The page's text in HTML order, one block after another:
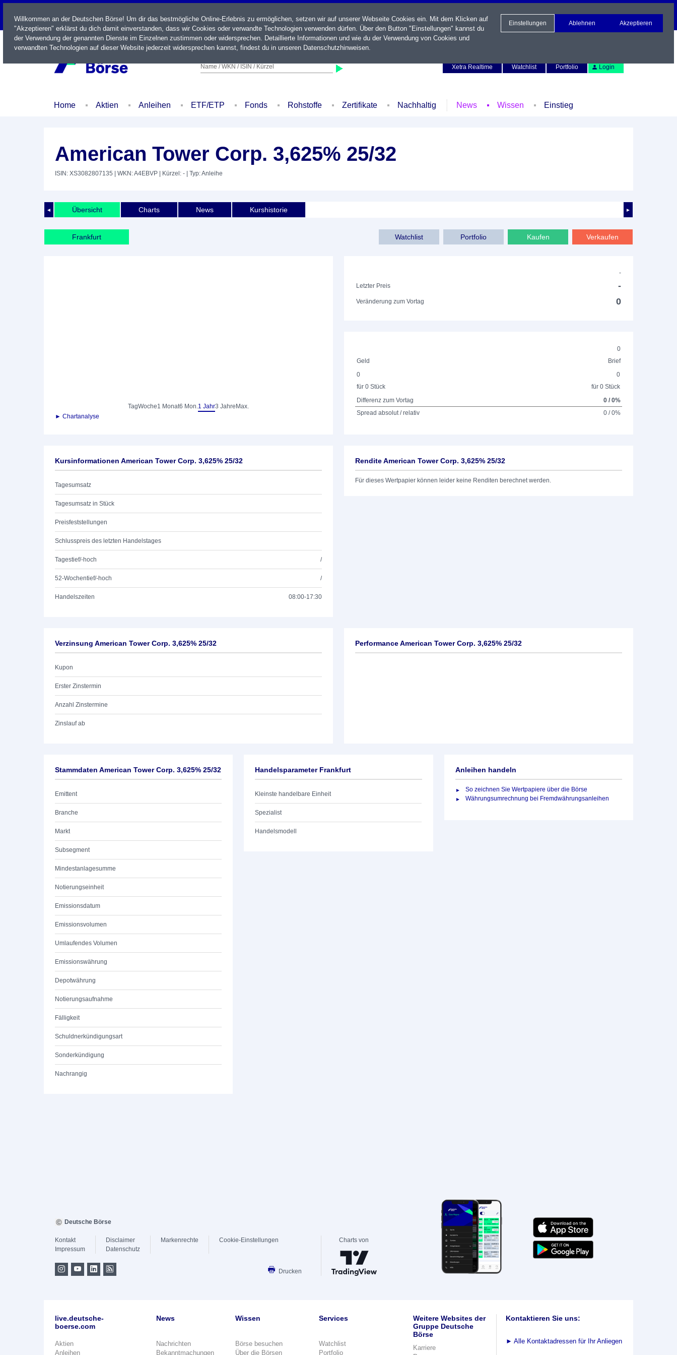
LIVE
Name / WKN / ISIN / Kürzel
Xetra Realtime
Watchlist Portfolio Login
Home Aktien Anleihen ETF/ETP Fonds Rohstoffe Zertifikate Nachhaltig News Wissen Einstieg
American Tower Corp. 3,625% 25/32
ISIN: XS3082807135 | WKN: A4EBVP | Kürzel: - | Typ: Anleihe
◄ ►
Übersicht Charts News Kurshistorie
Frankfurt Verkaufen
Kaufen
Portfolio
Watchlist
TagWoche1 Monat6 Mon.1 Jahr3 Jahre Max.
► Chartanalyse
-
Letzter Preis
-
Veränderung zum Vortag 0
0
Geld
Brief
0
für 0 Stück
0
für 0 Stück
Differenz zum Vortag
0 / 0%
Spread absolut / relativ
0 / 0%
Kursinformationen American Tower Corp. 3,625% 25/32
Tagesumsatz
Tagesumsatz in Stück
Preisfeststellungen
Schlusspreis des letzten Handelstages
Tagestief/-hoch /
52-Wochentief/-hoch /
Handelszeiten 08:00-17:30
Rendite American Tower Corp. 3,625% 25/32
Für dieses Wertpapier können leider keine Renditen berechnet werden.
Verzinsung American Tower Corp. 3,625% 25/32
Kupon
Erster Zinstermin
Anzahl Zinstermine
Zinslauf ab
Performance American Tower Corp. 3,625% 25/32
Stammdaten American Tower Corp. 3,625% 25/32
Emittent
Branche
Markt
Subsegment
Mindestanlagesumme
Notierungseinheit
Emissionsdatum
Emissionsvolumen
Umlaufendes Volumen
Emissionswährung
Depotwährung
Notierungsaufnahme
Fälligkeit
Schuldnerkündigungsart
Sonderkündigung
Nachrangig
Handelsparameter Frankfurt
Kleinste handelbare Einheit
Spezialist
Handelsmodell
Anleihen handeln
So zeichnen Sie Wertpapiere über die Börse
Währungsumrechnung bei Fremdwährungsanleihen
Willkommen an der Deutschen Börse! Um dir das bestmögliche Online-Erlebnis zu ermöglichen, setzen wir auf unserer Webseite Cookies ein. Mit dem Klicken auf
"Akzeptieren" erklärst du dich damit einverstanden, dass wir Cookies oder verwandte Technologien verwenden dürfen. Über den Button "Einstellungen" kannst du
der Verwendung der genannten Dienste im Einzelnen zustimmen oder widersprechen. Detaillierte Informationen und wie du der Verwendung von Cookies und
verwandten Technologien auf dieser Website jederzeit widersprechen kannst, findest du in unseren Datenschutzhinweisen.
Einstellungen Ablehnen Akzeptieren
Deutsche Börse
Kontakt
Impressum
Disclaimer
Datenschutz
Markenrechte Cookie-Einstellungen
Drucken
Charts von
live.deutsche-
boerse.com
Aktien
Anleihen
News
Nachrichten
Bekanntmachungen
Wissen
Börse besuchen
Über die Börsen
Services
Watchlist
Portfolio
Weitere Websites der
Gruppe Deutsche
Börse
Karriere
Kontaktieren Sie uns:
► Alle Kontaktadressen für Ihr Anliegen